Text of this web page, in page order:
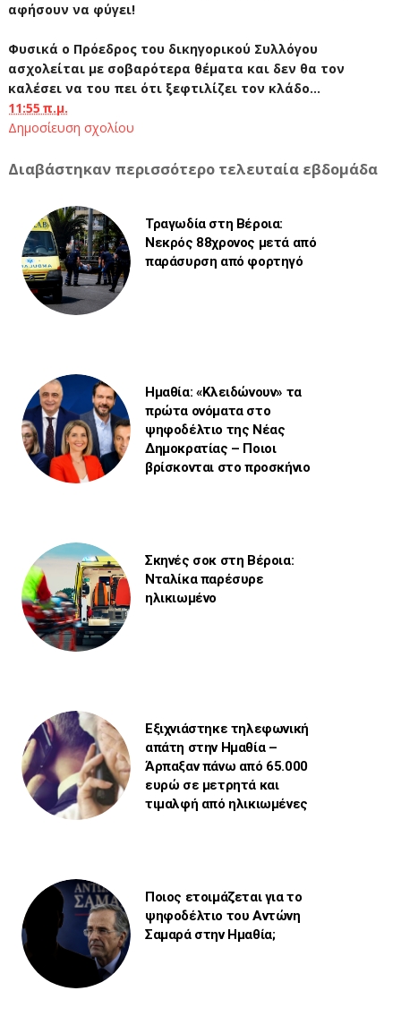
αφήσουν να φύγει!
Φυσικά ο Πρόεδρος του δικηγορικού Συλλόγου
ασχολείται με σοβαρότερα θέματα και δεν θα τον
καλέσει να του πει ότι ξεφτιλίζει τον κλάδο...
11:55 π.μ.
Δημοσίευση σχολίου
Διαβάστηκαν περισσότερο τελευταία εβδομάδα
Τραγωδία στη Βέροια:
Νεκρός 88χρονος μετά από
παράσυρση από φορτηγό
Ημαθία: «Κλειδώνουν» τα
πρώτα ονόματα στο
ψηφοδέλτιο της Νέας
Δημοκρατίας – Ποιοι
βρίσκονται στο προσκήνιο
Σκηνές σοκ στη Βέροια:
Νταλίκα παρέσυρε
ηλικιωμένο
Εξιχνιάστηκε τηλεφωνική
απάτη στην Ημαθία –
Άρπαξαν πάνω από 65.000
ευρώ σε μετρητά και
τιμαλφή από ηλικιωμένες
Ποιος ετοιμάζεται για το
ψηφοδέλτιο του Αντώνη
Σαμαρά στην Ημαθία;